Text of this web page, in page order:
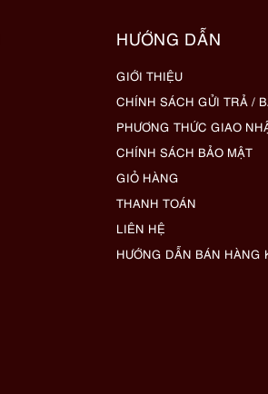
HƯỚNG DẪN
GIỚI THIỆU
CHÍNH SÁCH GỬI TRẢ /
PHƯƠNG THỨC GIAO
CHÍNH SÁCH BẢO MẬT
GIỎ HÀNG
THANH TOÁN
LIÊN HỆ
HƯỚNG DẪN BÁN HÀNG